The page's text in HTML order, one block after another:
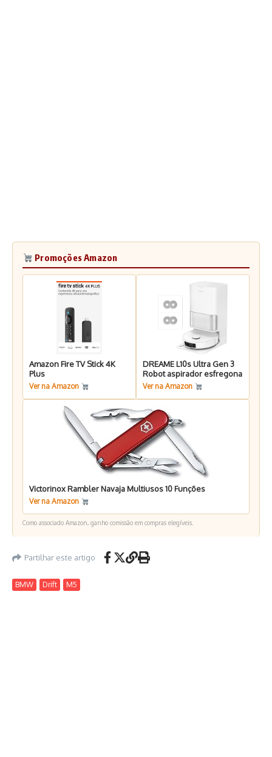
Promoções Amazon
Amazon Fire TV Stick 4K
Plus
Ver na Amazon
DREAME L10s Ultra Gen 3
Robot aspirador esfregona
Ver na Amazon
Victorinox Rambler Navaja Multiusos 10 Funções
Ver na Amazon
Como associado Amazon, ganho comissão em compras elegíveis.
Partilhar este artigo
BMW Drift M5